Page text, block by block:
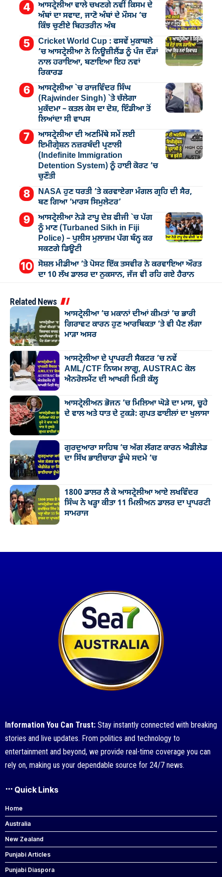
ਆਸਟ੍ਰੇਲੀਆ ਵਾਲੇ ਚਖਣਗੇ ਨਵੀਂ ਕਿਸਮ ਦੇ
ਅੰਬਾਂ ਦਾ ਸਵਾਦ, ਜਾਣੋ ਅੰਬਾਂ ਦੇ ਮੌਸਮ ’ਚ
ਕਿੰਝ ਚੁਣੀਏ ਬਿਹਤਰੀਨ ਅੰਬ
Cricket World Cup : ਫਸਵੇਂ ਮੁਕਾਬਲੇ
’ਚ ਆਸਟ੍ਰੇਲੀਆ ਨੇ ਨਿਊਜ਼ੀਲੈਂਡ ਨੂੰ ਪੰਜ ਦੌੜਾਂ
ਨਾਲ ਹਰਾਇਆ, ਬਣਾਇਆ ਇਹ ਨਵਾਂ
ਰਿਕਾਰਡ
ਆਸਟ੍ਰੇਲੀਆ `ਚ ਰਾਜਵਿੰਦਰ ਸਿੰਘ
(Rajwinder Singh) `ਤੇ ਚੱਲੇਗਾ
ਮੁੁਕੱਦਮਾ – ਕਤਲ ਕੇਸ ਦਾ ਦੋਸ਼, ਇੰਡੀਆ ਤੋਂ
ਲਿਆਂਦਾ ਸੀ ਵਾਪਸ
ਆਸਟ੍ਰੇਲੀਆ ਦੀ ਅਣਮਿੱਥੇ ਸਮੇਂ ਲਈ
ਇਮੀਗ੍ਰੇਸ਼ਨ ਨਜ਼ਰਬੰਦੀ ਪ੍ਰਣਾਲੀ
(Indefinite Immigration
Detention System) ਨੂੰ ਹਾਈ ਕੋਰਟ ’ਚ
ਚੁਣੌਤੀ
NASA ਹੁਣ ਧਰਤੀ ’ਤੇ ਕਰਵਾਏਗਾ ਮੰਗਲ ਗ੍ਰਹਿ ਦੀ ਸੈਰ,
ਬਣ ਗਿਆ ‘ਮਾਰਸ ਸਿਮੁਲੇਟਰ’
ਆਸਟ੍ਰੇਲੀਆ ਨੇੜੇ ਟਾਪੂ ਦੇਸ਼ ਫੀਜੀ `ਚ ਪੱਗ
ਨੂੰ ਮਾਣ (Turbaned Sikh in Fiji
Police) – ਪੁਲੀਸ ਮੁਲਾਜ਼ਮ ਪੱਗ ਬੰਨ੍ਹ ਕਰ
ਸਕਣਗੇ ਡਿਊਟੀ
ਸੋਸ਼ਲ ਮੀਡੀਆ ’ਤੇ ਪੋਸਟ ਇੱਕ ਤਸਵੀਰ ਨੇ ਕਰਵਾਇਆ ਔਰਤ
ਦਾ 10 ਲੱਖ ਡਾਲਰ ਦਾ ਨੁਕਸਾਨ, ਜੱਜ ਵੀ ਰਹਿ ਗਏ ਹੈਰਾਨ
Related News
ਆਸਟ੍ਰੇਲੀਆ ’ਚ ਮਕਾਨਾਂ ਦੀਆਂ ਕੀਮਤਾਂ ’ਚ ਭਾਰੀ
ਗਿਰਾਵਟ ਕਾਰਨ ਹੁਣ ਆਰਥਿਕਤਾ ’ਤੇ ਵੀ ਪੈਣ ਲੱਗਾ
ਮਾੜਾ ਅਸਰ
ਆਸਟ੍ਰੇਲੀਆ ਦੇ ਪ੍ਰਾਪਰਟੀ ਸੈਕਟਰ ’ਚ ਨਵੇਂ
AML/CTF ਨਿਯਮ ਲਾਗੂ, AUSTRAC ਕੋਲ
ਐਨਰੋਲਮੈਂਟ ਦੀ ਆਖਰੀ ਮਿਤੀ ਕੱਲ੍ਹ
ਆਸਟ੍ਰੇਲੀਅਨ ਭੋਜਨ ’ਚ ਮਿਲਿਆ ਘੋੜੇ ਦਾ ਮਾਸ, ਚੂਹੇ
ਦੇ ਵਾਲ ਅਤੇ ਧਾਤ ਦੇ ਟੁਕੜੇ: ਗੁਪਤ ਫਾਈਲਾਂ ਦਾ ਖੁਲਾਸਾ
ਗੁਰਦੁਆਰਾ ਸਾਹਿਬ ’ਚ ਅੱਗ ਲੱਗਣ ਕਾਰਨ ਐਡੀਲੇਡ
ਦਾ ਸਿੱਖ ਭਾਈਚਾਰਾ ਡੂੰਘੇ ਸਦਮੇ ’ਚ
1800 ਡਾਲਰ ਲੈ ਕੇ ਆਸਟ੍ਰੇਲੀਆ ਆਏ ਲਖਵਿੰਦਰ
ਸਿੰਘ ਨੇ ਖੜ੍ਹਾ ਕੀਤਾ 11 ਮਿਲੀਅਨ ਡਾਲਰ ਦਾ ਪ੍ਰਾਪਰਟੀ
ਸਾਮਰਾਜ
Information You Can Trust: Stay instantly connected with breaking
stories and live updates. From politics and technology to
entertainment and beyond, we provide real-time coverage you can
rely on, making us your dependable source for 24/7 news.
Quick Links
Home
Australia
New Zealand
Punjabi Articles
Punjabi Diaspora